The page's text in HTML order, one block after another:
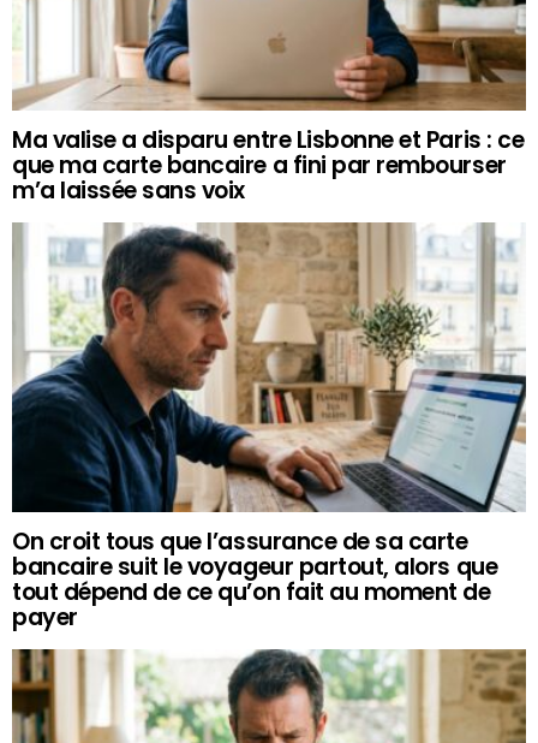
Ma valise a disparu entre Lisbonne et Paris : ce
que ma carte bancaire a fini par rembourser
m’a laissée sans voix
On croit tous que l’assurance de sa carte
bancaire suit le voyageur partout, alors que
tout dépend de ce qu’on fait au moment de
payer